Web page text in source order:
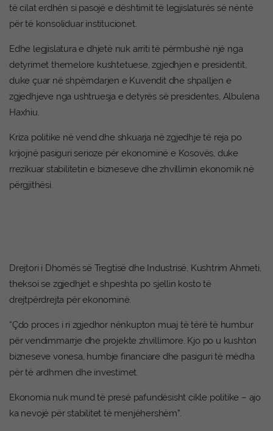
të cilat erdhën si pasojë e dështimit të legjislaturës së nëntë
për të konsoliduar institucionet.
Edhe legjislatura e dhjetë nuk arriti të përmbushë një nga
detyrimet themelore kushtetuese, zgjedhjen e presidentit,
duke çuar në shpërndarjen e Kuvendit dhe shpalljen e
zgjedhjeve nga ushtruesja e detyrës së presidentes, Albulena
Haxhiu.
Kriza politike në vend dhe shkuarja në zgjedhje të reja po
krijojnë pasiguri serioze për ekonominë e Kosovës, duke
rrezikuar stabilitetin e bizneseve dhe zhvillimin ekonomik në
përgjithësi.
Drejtori i Dhomës së Tregtisë dhe Industrisë, Kushtrim Ahmeti,
theksoi se zgjedhjet e shpeshta po sjellin kosto të
drejtpërdrejta për ekonominë.
“Çdo proces i ri zgjedhor nënkupton muaj të tërë të humbur
për vendimmarrje dhe projekte zhvillimore. Kjo po u kushton
bizneseve vonesa, humbje financiare dhe pasiguri të mëdha
për të ardhmen dhe investimet.
Ekonomia nuk mund të presë pafundësisht cikle politike – ajo
ka nevojë për stabilitet të menjëhershëm”.